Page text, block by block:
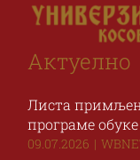
Актуелно
Листа
програме
09.07.2026 |